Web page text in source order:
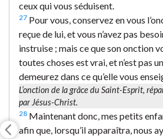
ceux qui vous séduisent.
27 Pour vous, conservez en vous
reçue de lui, et vous n’avez pas
instruise ; mais ce que son onction
toutes choses est vrai, et n’est pas
demeurez dans ce qu’elle vous
L’onction de la grâce du Saint-Esprit,
par Jésus-Christ.
28 Maintenant donc, mes petits
afin que, lorsqu’il apparaîtra, nous